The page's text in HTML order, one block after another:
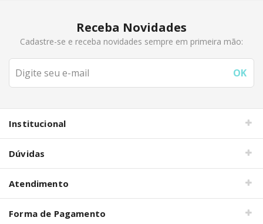
Receba Novidades
Cadastre-se e receba novidades sempre em primeira mão:
Institucional
Dúvidas
Atendimento
Forma de Pagamento